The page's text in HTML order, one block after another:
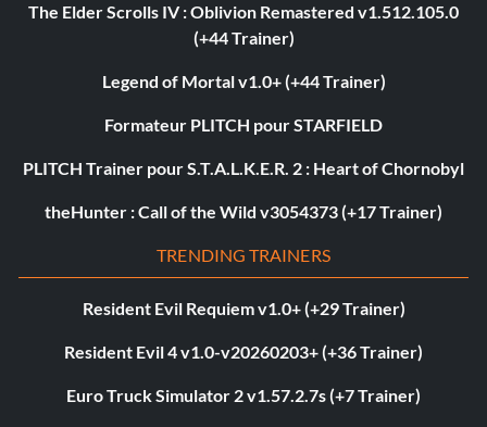
The Elder Scrolls IV : Oblivion Remastered v1.512.105.0
(+44 Trainer)
Legend of Mortal v1.0+ (+44 Trainer)
Formateur PLITCH pour STARFIELD
PLITCH Trainer pour S.T.A.L.K.E.R. 2 : Heart of Chornobyl
theHunter : Call of the Wild v3054373 (+17 Trainer)
TRENDING TRAINERS
Resident Evil Requiem v1.0+ (+29 Trainer)
Resident Evil 4 v1.0-v20260203+ (+36 Trainer)
Euro Truck Simulator 2 v1.57.2.7s (+7 Trainer)